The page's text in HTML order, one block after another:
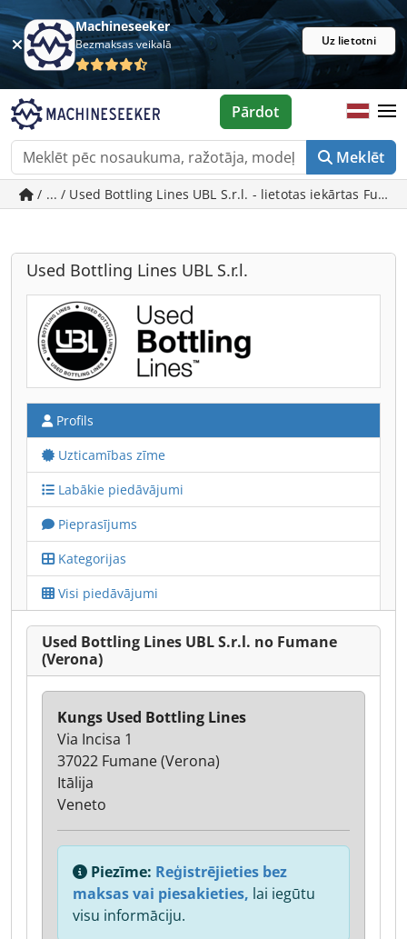
Machineseeker
Bezmaksas veikalā Uz lietotni
Meklēt
Pārdot
/ ... / Used Bottling Lines UBL S.r.l. - lietotas
Used Bottling Lines UBL S.r.l.
Profils
Uzticamības zīme
Labākie piedāvājumi
Pieprasījums
Kategorijas
Visi piedāvājumi
Used Bottling Lines UBL S.r.l. no Fumane
(Verona)
Kungs Used Bottling Lines
Via Incisa 1
37022 Fumane (Verona)
Itālija
Veneto
Piezīme: Reģistrējieties bez
maksas vai piesakieties, lai iegūtu
visu informāciju.